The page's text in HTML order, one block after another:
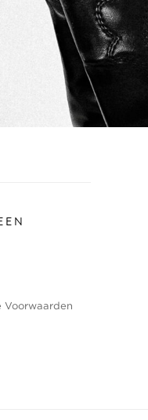
Voorwaarden